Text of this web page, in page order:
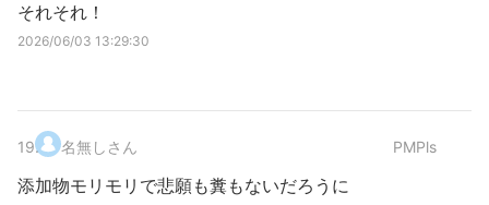
それそれ！
2026/06/03 13:29:30
19. 名無しさん PMPls
添加物モリモリで悲願も糞もないだろうに